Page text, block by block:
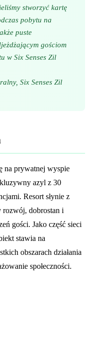
stworzyć kartę
pobytu na
puste
gościom
w Six Senses Zil
Six Senses Zil
na prywatnej wyspie
azyl z 30
Resort słynie z
rozwój, dobrostan i
gości. Jako część sieci
stawia na
obszarach działania
społeczności.